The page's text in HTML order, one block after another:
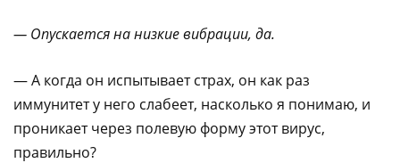
— Опускается на низкие вибрации, да.
— А когда он испытывает страх, он как раз
иммунитет у него слабеет, насколько я понимаю, и
проникает через полевую форму этот вирус,
правильно?